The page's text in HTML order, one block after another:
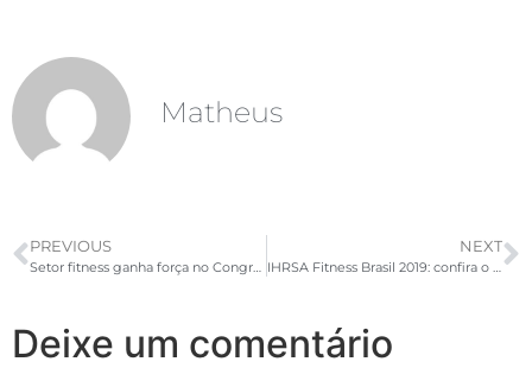
Matheus
PREVIOUS NEXT
Deixe um comentário